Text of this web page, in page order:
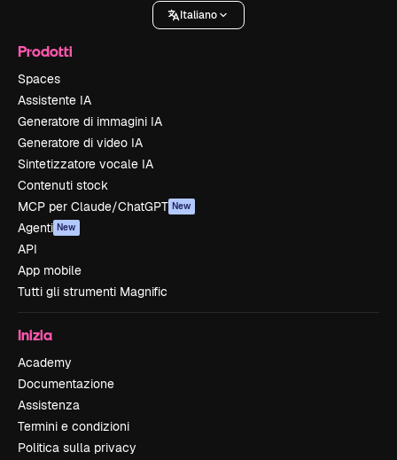
Italiano
Prodotti
Spaces
Assistente IA
Generatore di immagini IA
Generatore di video IA
Sintetizzatore vocale IA
Contenuti stock
MCP per Claude/ChatGPT New
Agenti New
API
App mobile
Tutti gli strumenti Magnific
Inizia
Academy
Documentazione
Assistenza
Termini e condizioni
Politica sulla privacy